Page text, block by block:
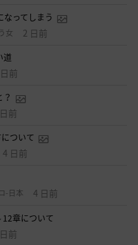
ってしまう
女 2 日前
道
前
前
ついて
4 日前
-日本 4 日前
章について
前